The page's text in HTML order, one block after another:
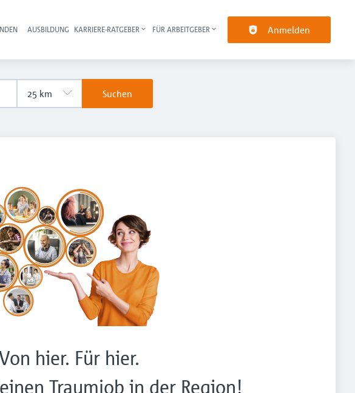
Haupt-Navigation
AUSBILDUNG KARRIERE-RATGEBER FÜR ARBEITGEBER Anmelden
Suchen
hier. Für hier.
Traumjob in der Region!